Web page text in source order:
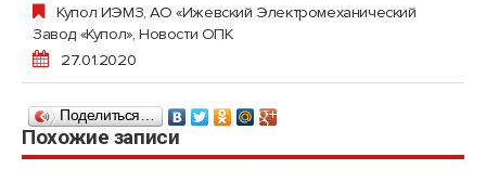
Купол ИЭМЗ, АО «Ижевский Электромеханический
Завод «Купол»,Новости ОПК
27.01.2020
Поделиться…
Похожие записи